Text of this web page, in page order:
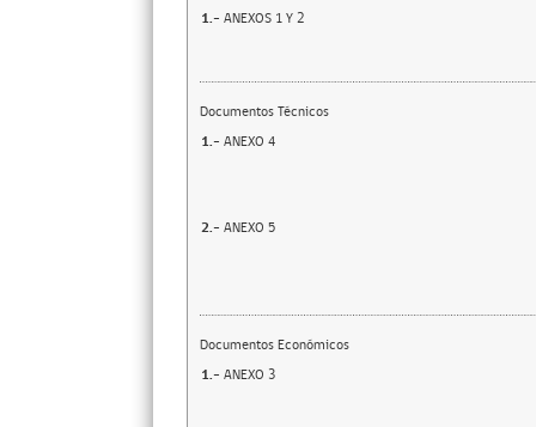
1.- ANEXOS 1 Y 2
Documentos Técnicos
1.- ANEXO 4
2.- ANEXO 5
Documentos Económicos
1.- ANEXO 3